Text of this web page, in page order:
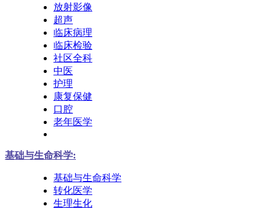
放射影像
超声
临床病理
临床检验
社区全科
中医
护理
康复保健
口腔
老年医学
基础与生命科学:
基础与生命科学
转化医学
生理生化